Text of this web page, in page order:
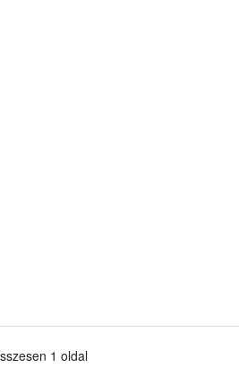
1 oldal